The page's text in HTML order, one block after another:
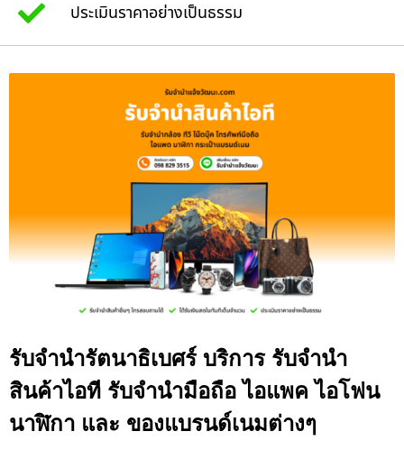
ประเมินราคาอย่างเป็นธรรม
รับจำนำรัตนาธิเบศร์ บริการ รับจำนำ
สินค้าไอที รับจำนำมือถือ ไอแพค ไอโฟน
นาฬิกา และ ของแบรนด์เนมต่างๆ